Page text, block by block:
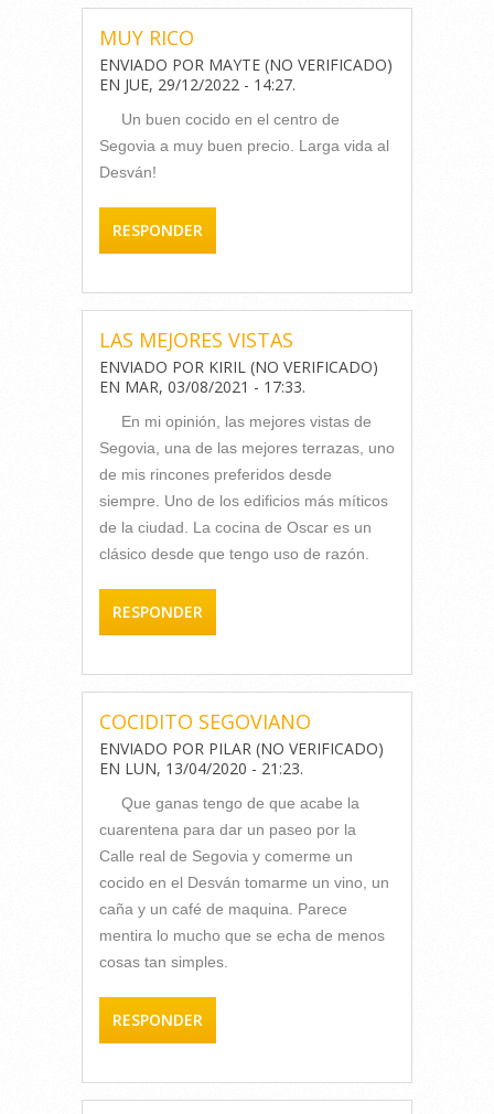
MUY RICO
ENVIADO POR MAYTE (NO VERIFICADO)
EN JUE, 29/12/2022 - 14:27.
Un buen cocido en el centro de
Segovia a muy buen precio. Larga vida al
Desván!
RESPONDER
LAS MEJORES VISTAS
ENVIADO POR KIRIL (NO VERIFICADO)
EN MAR, 03/08/2021 - 17:33.
En mi opinión, las mejores vistas de
Segovia, una de las mejores terrazas, uno
de mis rincones preferidos desde
siempre. Uno de los edificios más míticos
de la ciudad. La cocina de Oscar es un
clásico desde que tengo uso de razón.
RESPONDER
COCIDITO SEGOVIANO
ENVIADO POR PILAR (NO VERIFICADO)
EN LUN, 13/04/2020 - 21:23.
Que ganas tengo de que acabe la
cuarentena para dar un paseo por la
Calle real de Segovia y comerme un
cocido en el Desván tomarme un vino, un
caña y un café de maquina. Parece
mentira lo mucho que se echa de menos
cosas tan simples.
RESPONDER